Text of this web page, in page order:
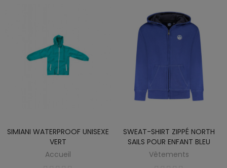
SIMIANI WATERPROOF UNISEXE
VERT
Accueil
SWEAT-SHIRT ZIPPÉ NORTH
SAILS POUR ENFANT BLEU
Vêtements